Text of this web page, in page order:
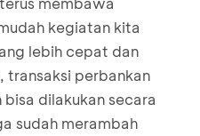
kegiatan kita
lebih cepat dan
transaksi perbankan
dilakukan secara
sudah merambah